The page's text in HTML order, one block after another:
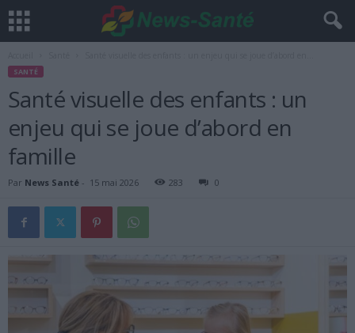
SANTÉ
Santé visuelle des enfants : un
enjeu qui se joue d’abord en
famille
Par News Santé - 15 mai 2026 283 0